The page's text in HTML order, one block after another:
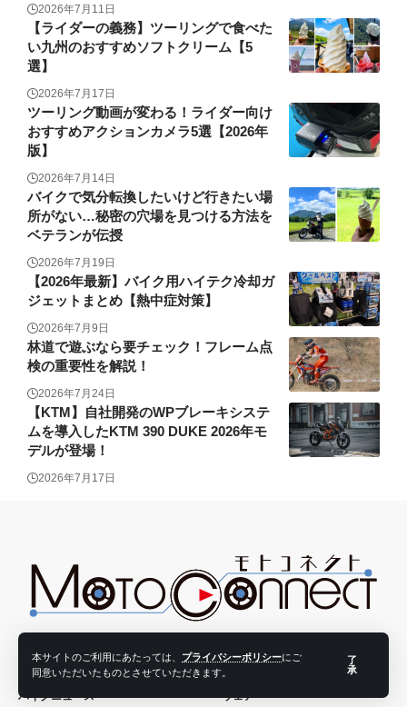
本サイトのご利用にあたっては、 プライバシーポリシーにご
同意いただいたものとさせていただきます。
了
承
2026年7月11日
【ライダーの義務】ツーリングで食べた
い九州のおすすめソフトクリーム【5
選】
2026年7月17日
ツーリング動画が変わる！ライダー向け
おすすめアクションカメラ5選【2026年
版】
2026年7月14日
バイクで気分転換したいけど行きたい場
所がない…秘密の穴場を見つける方法を
ベテランが伝授
2026年7月19日
【2026年最新】バイク用ハイテク冷却ガ
ジェットまとめ【熱中症対策】
2026年7月9日
林道で遊ぶなら要チェック！フレーム点
検の重要性を解説！
2026年7月24日
【KTM】自社開発のWPブレーキシステ
ムを導入したKTM 390 DUKE 2026年モ
デルが登場！
2026年7月17日
バイクニュース ウェア